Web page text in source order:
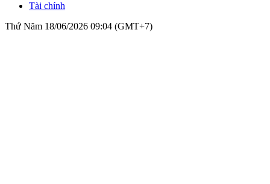
Tài chính
Thứ Năm 18/06/2026 09:04 (GMT+7)